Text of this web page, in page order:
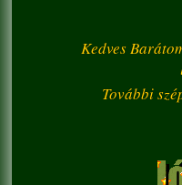
Kedves
További